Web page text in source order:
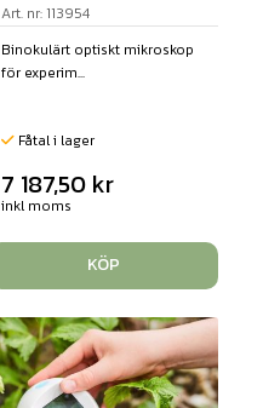
Art. nr: 113954
Binokulärt optiskt mikroskop
för experim...
Fåtal i lager
7 187,50 kr
inkl moms
KÖP